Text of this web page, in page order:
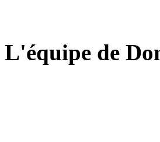
L'équipe de